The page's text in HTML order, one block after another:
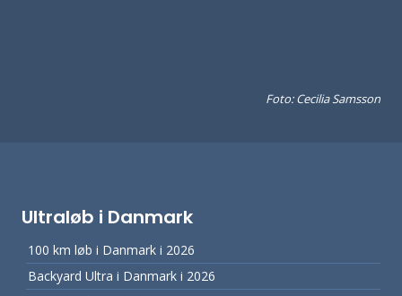
Foto: Cecilia Samsson
Ultraløb i Danmark
100 km løb i Danmark i 2026
Backyard Ultra i Danmark i 2026